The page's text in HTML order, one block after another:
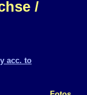
/
acc. to